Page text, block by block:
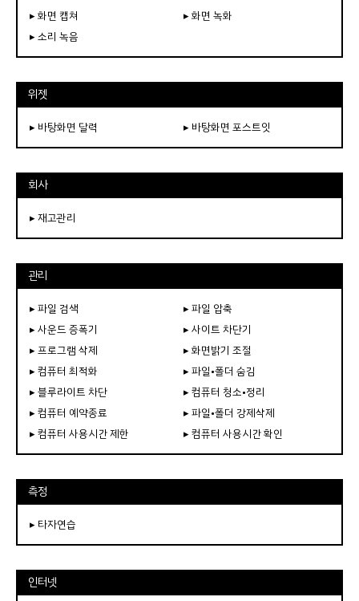
▸ 화면 캡쳐
▸ 화면 녹화
▸ 소리 녹음
위젯
▸ 바탕화면 달력 ▸ 바탕화면 포스트잇
회사
▸ 재고관리
관리
▸ 파일 검색
▸ 파일 압축
▸ 사운드 증폭기
▸ 사이트 차단기
▸ 프로그램 삭제
▸ 화면밝기 조절
▸ 컴퓨터 최적화
▸ 파일•폴더 숨김
▸ 블루라이트 차단
▸ 컴퓨터 청소•정리
▸ 컴퓨터 예약종료
▸ 파일•폴더 강제삭제
▸ 컴퓨터 사용시간 제한
▸ 컴퓨터 사용시간 확인
측정
▸ 타자연습
인터넷